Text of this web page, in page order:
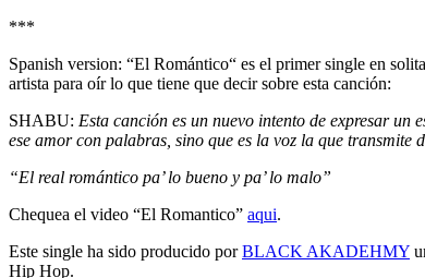
***
Spanish version: “El Romántico“ es el primer single en
artista para oír lo que tiene que decir sobre esta canción:
SHABU: Esta canción es un nuevo intento de expresar
ese amor con palabras, sino que es la voz la que transmite
“El real romántico pa’ lo bueno y pa’ lo malo”
Chequea el video “El Romantico” aqui.
Este single ha sido producido porBLACK AKADEHMY
Hip Hop.